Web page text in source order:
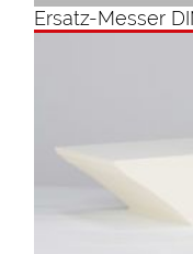
Ersatz-Messer